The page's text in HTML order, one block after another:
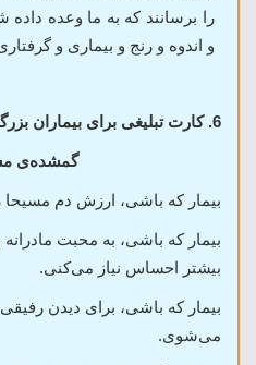
را برسانند که به ما وعده
و اندوه و رنج و بیماری و
6. کارت تبلیغی برای بیماران بزرگسال:
گمشده‌ی
بیمار که باشی، ارزش دم مسیحا
بیمار که باشی، به محبت
بیشتر احساس نیاز می‌کنی.
بیمار که باشی، برای دیدن
می‌شوی.